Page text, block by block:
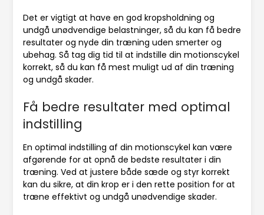
Det er vigtigt at have en god kropsholdning og
undgå unødvendige belastninger, så du kan få bedre
resultater og nyde din træning uden smerter og
ubehag. Så tag dig tid til at indstille din motionscykel
korrekt, så du kan få mest muligt ud af din træning
og undgå skader.
Få bedre resultater med optimal
indstilling
En optimal indstilling af din motionscykel kan være
afgørende for at opnå de bedste resultater i din
træning. Ved at justere både sæde og styr korrekt
kan du sikre, at din krop er i den rette position for at
træne effektivt og undgå unødvendige skader.